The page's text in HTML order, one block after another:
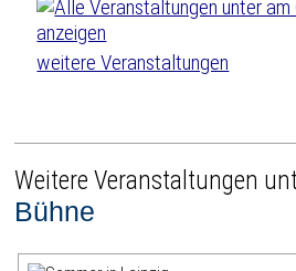
weitere Veranstaltungen
Weitere Veranstaltungen
Bühne